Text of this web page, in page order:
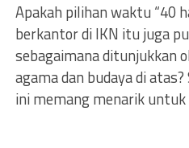
Apakah pilihan waktu “40
berkantor di IKN itu juga
sebagaimana ditunjukkan
agama dan budaya di
ini memang menarik untuk